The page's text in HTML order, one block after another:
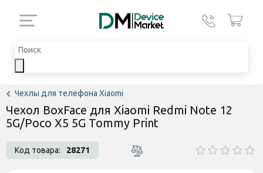
Чехлы для телефона Xiaomi
Чехол BoxFace для Xiaomi Redmi Note 12
5G/Poco X5 5G Tommy Print
Код товара: 28271